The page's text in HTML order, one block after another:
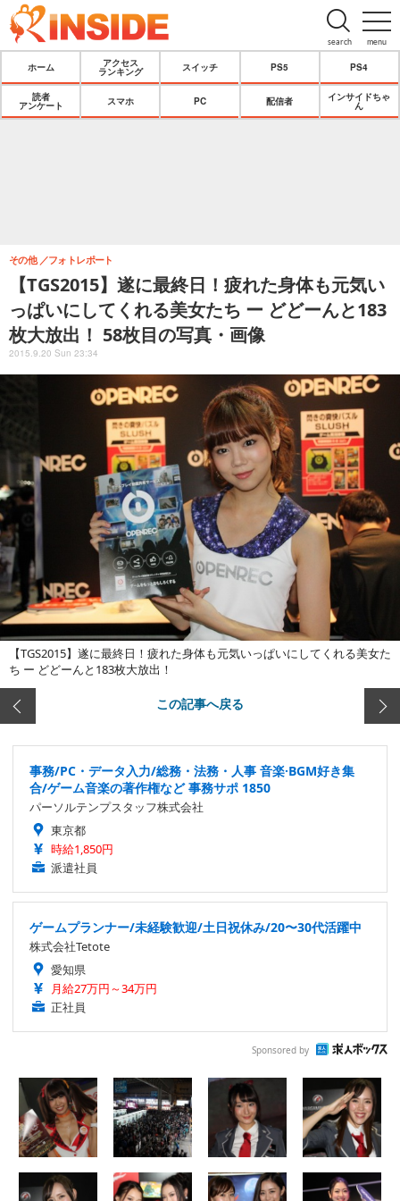
menu
search
ホーム
アクセス
ランキング
スイッチ PS5 PS4
読者
アンケート
スマホ PC 配信者
インサイドちゃ
ん
【TGS2015】遂に最終日！疲れた身体も元気い
っぱいにしてくれる美女たち ー どどーんと183
枚大放出！ 58枚目の写真・画像
その他 フォトレポート
2015.9.20 Sun 23:34
【TGS2015】遂に最終日！疲れた身体も元気いっぱいにしてくれる美女た
ち ー どどーんと183枚大放出！
この記事へ戻る
事務/PC・データ入力/総務・法務・人事 音楽·BGM好き集
合/ゲーム音楽の著作権など 事務サポ 1850
パーソルテンプスタッフ株式会社
東京都
時給1,850円
派遣社員
ゲームプランナー/未経験歓迎/土日祝休み/20〜30代活躍中
株式会社Tetote
愛知県
月給27万円～34万円
正社員
Sponsored by